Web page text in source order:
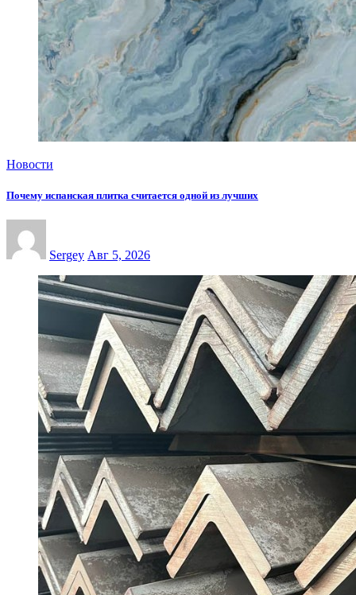
Новости
Почему испанская плитка считается одной из лучших
Sergey Авг 5, 2026